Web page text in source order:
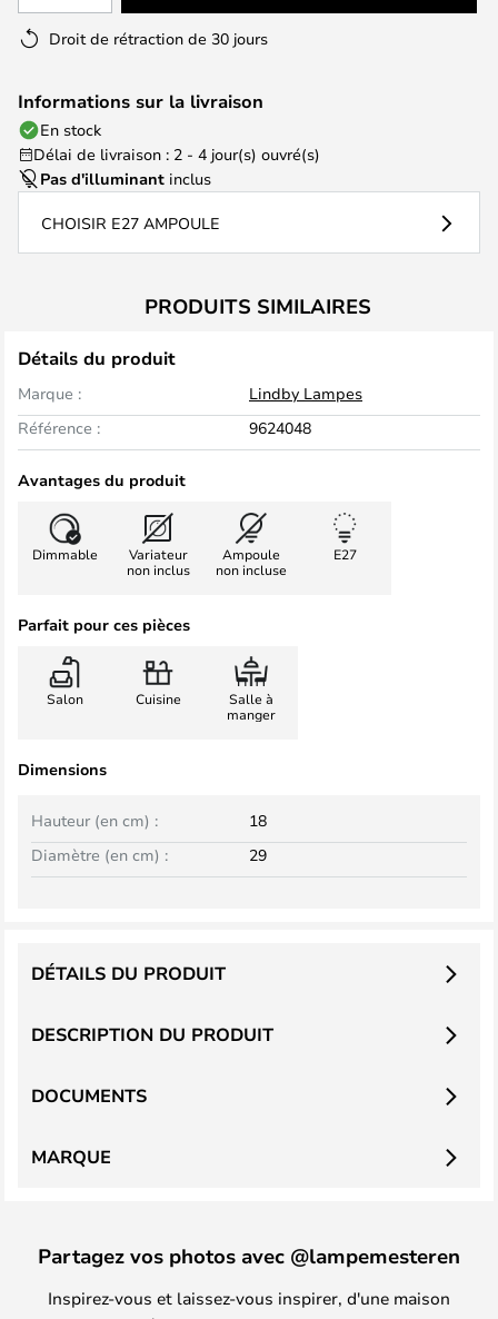
Droit de rétraction de 30 jours
Informations sur la livraison
En stock
Délai de livraison : 2 - 4 jour(s) ouvré(s)
Pas d'illuminant inclus
CHOISIR E27 AMPOULE
PRODUITS SIMILAIRES
Détails du produit
Marque :
Lindby Lampes
Référence :
9624048
Avantages du produit
Dimmable
Variateur
non inclus
Ampoule
non incluse
E27
Parfait pour ces pièces
Salon Cuisine
Salle à
manger
Dimensions
Hauteur (en cm) :
18
Diamètre (en cm) :
29
DESCRIPTION DU PRODUIT
DÉTAILS DU PRODUIT
DOCUMENTS
MARQUE
Partagez vos photos avec @lampemesteren
Inspirez-vous et laissez-vous inspirer, d'une maison